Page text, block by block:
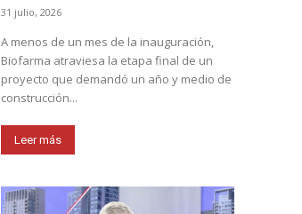
31 julio, 2026
A menos de un mes de la inauguración,
Biofarma atraviesa la etapa final de un
proyecto que demandó un año y medio de
construcción...
Leer más